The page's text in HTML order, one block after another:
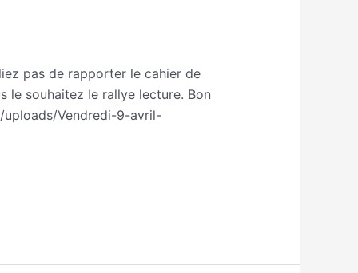
pas de rapporter le cahier de
le souhaitez le rallye lecture. Bon
Vendredi-9-avril-